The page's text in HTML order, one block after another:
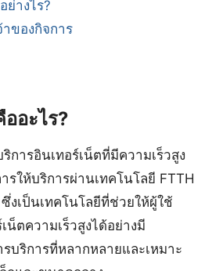
างไร?
ของกิจการ
อะไร?
การอินเทอร์เน็ตที่มีความเร็วสูง
รให้บริการผ่านเทคโนโลยี FTTH
งเป็นเทคโนโลยีที่ช่วยให้ผู้ใช้
น็ตความเร็วสูงได้อย่างมี
รบริการที่หลากหลายและเหมาะ